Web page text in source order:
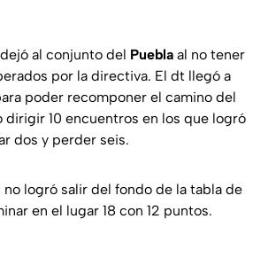
dejó al conjunto del Puebla al no tener
por la directiva. El dt llegó a
poder recomponer el camino del
dirigir 10 encuentros en los que logró
dos y perder seis.
no logró salir del fondo de la tabla de
en el lugar 18 con 12 puntos.